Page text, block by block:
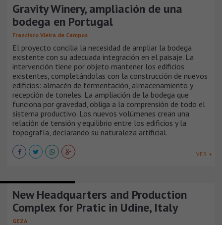
Gravity Winery, ampliación de una
bodega en Portugal
Francisco Vieira de Campos
El proyecto concilia la necesidad de ampliar la bodega
existente con su adecuada integración en el paisaje. La
intervención tiene por objeto mantener los edificios
existentes, completándolas con la construcción de nuevos
edificios: almacén de fermentación, almacenamiento y
recepción de toneles. La ampliación de la bodega que
funciona por gravedad, obliga a la comprensión de todo el
sistema productivo. Los nuevos volúmenes crean una
relación de tensión y equilibrio entre los edificios y la
topografía, declarando su naturaleza artificial.
VER +
New Headquarters and Production
Complex for Pratic in Udine, Italy
GEZA